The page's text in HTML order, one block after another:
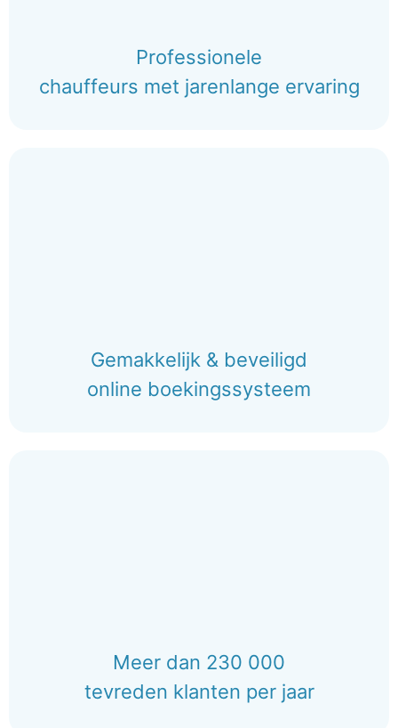
Professionele
chauffeurs met jarenlange ervaring
Gemakkelijk & beveiligd
online boekingssysteem
Meer dan 230 000
tevreden klanten per jaar